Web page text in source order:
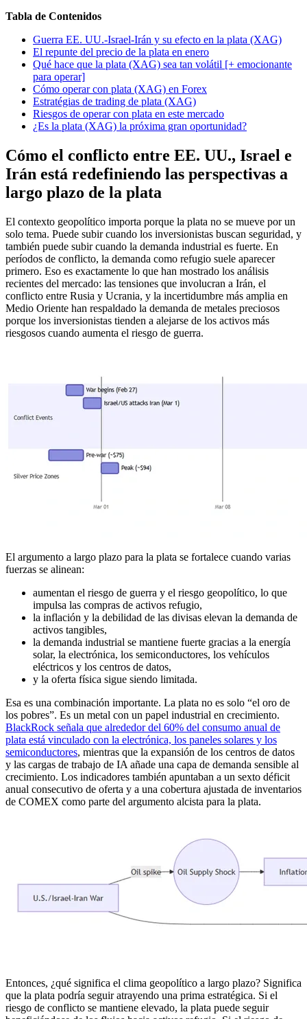
Tabla de Contenidos
Guerra EE. UU.-Israel-Irán y su efecto en la plata (XAG)
El repunte del precio de la plata en enero
Qué hace que la plata (XAG) sea tan volátil [+ emocionante
para operar]
Cómo operar con plata (XAG) en Forex
Estratégias de trading de plata (XAG)
Riesgos de operar con plata en este mercado
¿Es la plata (XAG) la próxima gran oportunidad?
Cómo el conflicto entre EE. UU., Israel e
Irán está redefiniendo las perspectivas a
largo plazo de la plata
El contexto geopolítico importa porque la plata no se mueve por un
solo tema. Puede subir cuando los inversionistas buscan seguridad, y
también puede subir cuando la demanda industrial es fuerte. En
períodos de conflicto, la demanda como refugio suele aparecer
primero. Eso es exactamente lo que han mostrado los análisis
recientes del mercado: las tensiones que involucran a Irán, el
conflicto entre Rusia y Ucrania, y la incertidumbre más amplia en
Medio Oriente han respaldado la demanda de metales preciosos
porque los inversionistas tienden a alejarse de los activos más
riesgosos cuando aumenta el riesgo de guerra.
El argumento a largo plazo para la plata se fortalece cuando varias
fuerzas se alinean:
aumentan el riesgo de guerra y el riesgo geopolítico, lo que
impulsa las compras de activos refugio,
la inflación y la debilidad de las divisas elevan la demanda de
activos tangibles,
la demanda industrial se mantiene fuerte gracias a la energía
solar, la electrónica, los semiconductores, los vehículos
eléctricos y los centros de datos,
y la oferta física sigue siendo limitada.
Esa es una combinación importante. La plata no es solo “el oro de
los pobres”. Es un metal con un papel industrial en crecimiento.
BlackRock señala que alrededor del 60% del consumo anual de
plata está vinculado con la electrónica, los paneles solares y los
semiconductores, mientras que la expansión de los centros de datos
y las cargas de trabajo de IA añade una capa de demanda sensible al
crecimiento. Los indicadores también apuntaban a un sexto déficit
anual consecutivo de oferta y a una cobertura ajustada de inventarios
de COMEX como parte del argumento alcista para la plata.
Entonces, ¿qué significa el clima geopolítico a largo plazo? Significa
que la plata podría seguir atrayendo una prima estratégica. Si el
riesgo de conflicto se mantiene elevado, la plata puede seguir